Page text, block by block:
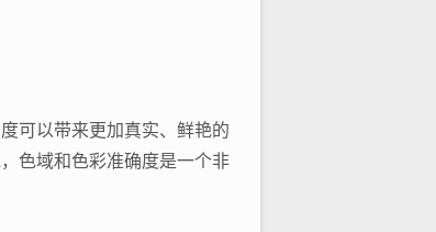
可以带来更加真实、鲜艳的
色域和色彩准确度是一个非